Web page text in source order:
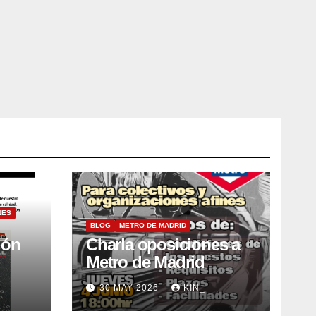
BLOG METRO DE MADRID
Charla oposiciones a
Metro de Madrid
30 MAY 2026 KIN_